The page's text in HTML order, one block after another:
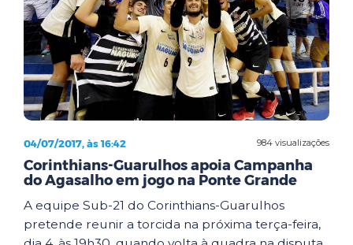
984 visualizações
04/07/2017, às 16:42
Corinthians-Guarulhos apoia Campanha
do Agasalho em jogo na Ponte Grande
A equipe Sub-21 do Corinthians-Guarulhos
pretende reunir a torcida na próxima terça-feira,